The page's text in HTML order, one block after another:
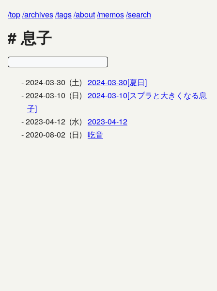
top archives tags about memos search
息子
2024-03-30 (土) 2024-03-30[夏日]
2024-03-10 (日) 2024-03-10[スプラと大きくなる息
子]
2023-04-12 (水) 2023-04-12
2020-08-02 (日) 吃音